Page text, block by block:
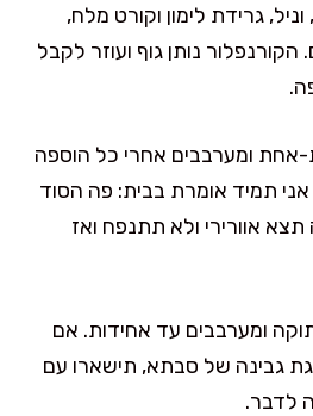
גרידת לימון וקורט מלח,
הקורנפלור נותן גוף ועוזר לקבל
אחת ומערבבים אחרי כל הוספה
תמיד אומרת בבית: פה הסוד
אוורירי ולא תתנפח ואז
ומערבבים עד אחידות. אם
גבינה של סבתא, תישארו עם
לדבר.